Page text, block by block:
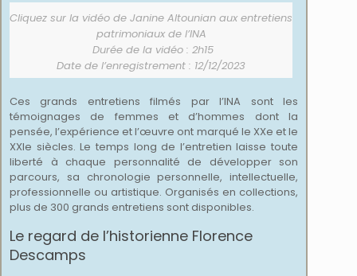
Cliquez sur la vidéo de Janine Altounian aux entretiens
patrimoniaux de l’INA
Durée de la vidéo : 2h15
Date de l’enregistrement : 12/12/2023
Ces grands entretiens filmés par l’INA sont les
témoignages de femmes et d’hommes dont la
pensée, l’expérience et l’œuvre ont marqué le XXe et le
XXIe siècles. Le temps long de l’entretien laisse toute
liberté à chaque personnalité de développer son
parcours, sa chronologie personnelle, intellectuelle,
professionnelle ou artistique. Organisés en collections,
plus de 300 grands entretiens sont disponibles.
Le regard de l’historienne Florence
Descamps